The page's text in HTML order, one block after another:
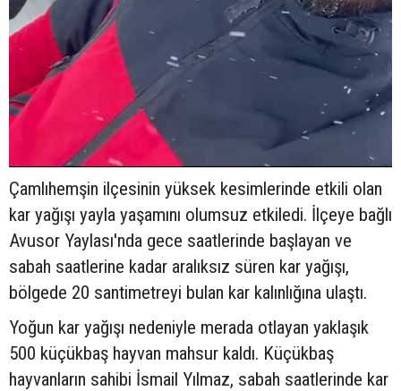
Çamlıhemşin ilçesinin yüksek kesimlerinde etkili olan
kar yağışı yayla yaşamını olumsuz etkiledi. İlçeye bağlı
Avusor Yaylası'nda gece saatlerinde başlayan ve
sabah saatlerine kadar aralıksız süren kar yağışı,
bölgede 20 santimetreyi bulan kar kalınlığına ulaştı.
Yoğun kar yağışı nedeniyle merada otlayan yaklaşık
500 küçükbaş hayvan mahsur kaldı. Küçükbaş
hayvanların sahibi İsmail Yılmaz, sabah saatlerinde kar